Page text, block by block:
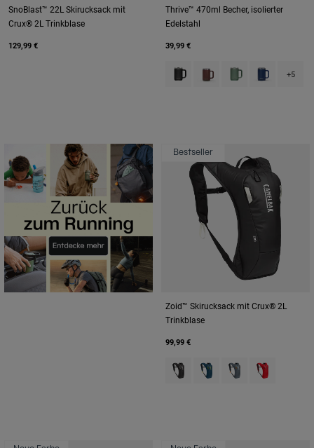
SnoBlast™ 22L Skirucksack mit
Crux® 2L Trinkblase
129,99 €
Thrive™ 470ml Becher, isolierter
Edelstahl
39,99 €
Product swatch type of Black.
Product swatch type of
Product swatch
Product
+5
Bestseller
Zoid™ Skirucksack mit Crux® 2L
Trinkblase
99,99 €
Product swatch type of Black/
Product swatch type of
Product swatch
Product